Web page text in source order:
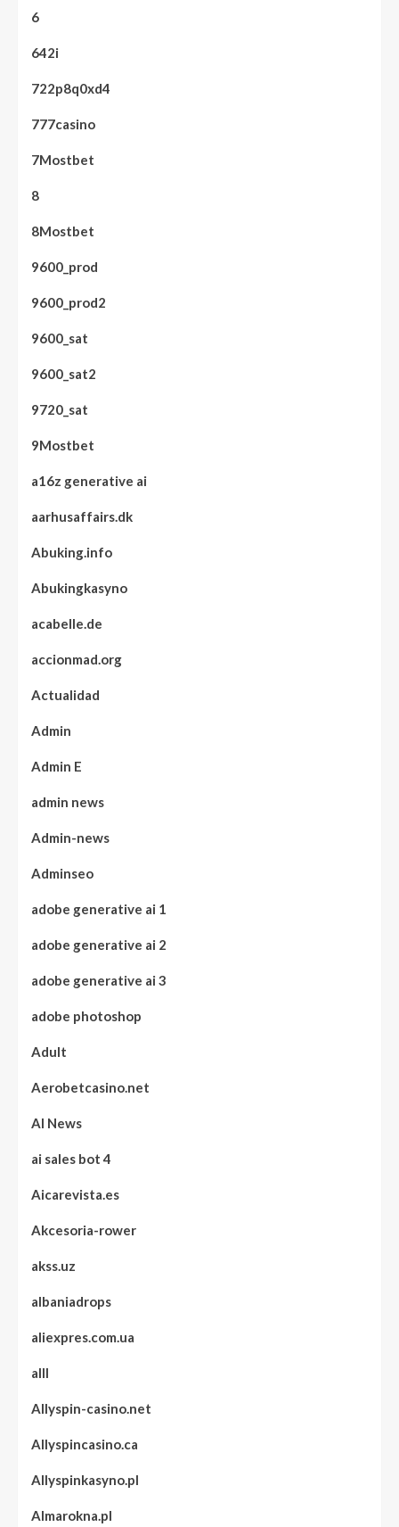
6
642i
722p8q0xd4
777casino
7Mostbet
8
8Mostbet
9600_prod
9600_prod2
9600_sat
9600_sat2
9720_sat
9Mostbet
a16z generative ai
aarhusaffairs.dk
Abuking.info
Abukingkasyno
acabelle.de
accionmad.org
Actualidad
Admin
Admin E
admin news
Admin-news
Adminseo
adobe generative ai 1
adobe generative ai 2
adobe generative ai 3
adobe photoshop
Adult
Aerobetcasino.net
AI News
ai sales bot 4
Aicarevista.es
Akcesoria-rower
akss.uz
albaniadrops
aliexpres.com.ua
alll
Allyspin-casino.net
Allyspincasino.ca
Allyspinkasyno.pl
Almarokna.pl